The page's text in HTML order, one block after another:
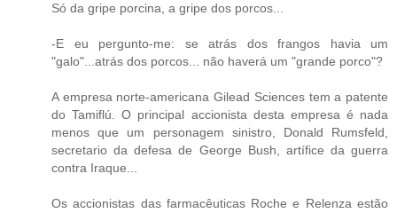
Só da gripe porcina, a gripe dos porcos...
-E eu pergunto-me: se atrás dos frangos havia um
"galo"...atrás dos porcos... não haverá um "grande porco"?
A empresa norte-americana Gilead Sciences tem a patente
do Tamiflú. O principal accionista desta empresa é nada
menos que um personagem sinistro, Donald Rumsfeld,
secretario da defesa de George Bush, artífice da guerra
contra Iraque...
Os accionistas das farmacêuticas Roche e Relenza estão